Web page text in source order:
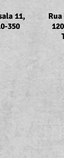
Dejesp:
dos auxílios
filho com
11,
350